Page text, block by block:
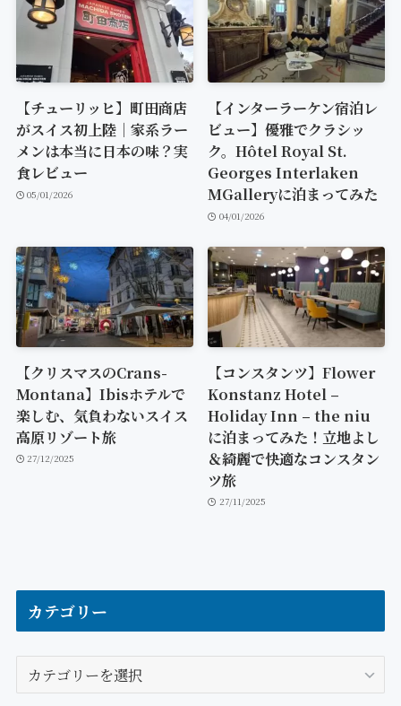
【チューリッヒ】町田商店
がスイス初上陸｜家系ラー
メンは本当に日本の味？実
食レビュー
05/01/2026
【インターラーケン宿泊レ
ビュー】優雅でクラシッ
ク。Hôtel Royal St.
Georges Interlaken
MGalleryに泊まってみた
04/01/2026
【クリスマスのCrans-
Montana】Ibisホテルで
楽しむ、気負わないスイス
高原リゾート旅
27/12/2025
【コンスタンツ】Flower
Konstanz Hotel –
Holiday Inn – the niu
に泊まってみた！立地よし
＆綺麗で快適なコンスタン
ツ旅
27/11/2025
カテゴリー
テ